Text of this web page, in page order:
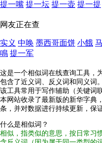
提一嘴 提一坛 提一壶 提一提
网友正在查
实义 中唤 墨西哥面饼 小餓
鳴 提一军
这是一个相似词在线查询工具，
包含了近义词、反义词和同义词。
该工具常用于写作辅助（关键词
本网站收录了最新版的新华字典
条，并对数据进行持续更新，保
什么是相似词？
相似，指类似的意思，按日常习